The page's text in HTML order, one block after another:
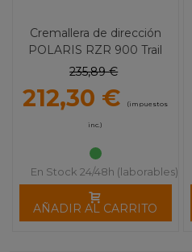
Cremallera de dirección
POLARIS RZR 900 Trail
Ultimate (21-22) 1193
235,89 €
212,30 € (impuestos
inc.)
En Stock 24/48h (laborables)
AÑADIR AL CARRITO